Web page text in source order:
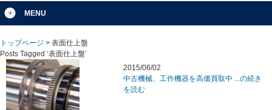
MENU
トップページ > 表面仕上盤
Posts Tagged ‘表面仕上盤’
2015/06/02
中古機械、工作機器を高価買取中 ...の続き
を読む